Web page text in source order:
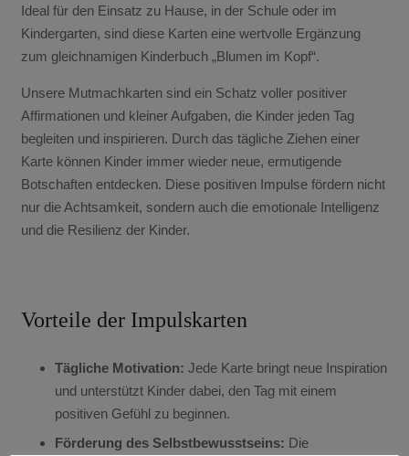
Ideal für den Einsatz zu Hause, in der Schule oder im
Kindergarten, sind diese Karten eine wertvolle Ergänzung
zum gleichnamigen Kinderbuch „Blumen im Kopf“.
Unsere Mutmachkarten sind ein Schatz voller positiver
Affirmationen und kleiner Aufgaben, die Kinder jeden Tag
begleiten und inspirieren. Durch das tägliche Ziehen einer
Karte können Kinder immer wieder neue, ermutigende
Botschaften entdecken. Diese positiven Impulse fördern nicht
nur die Achtsamkeit, sondern auch die emotionale Intelligenz
und die Resilienz der Kinder.
Vorteile der Impulskarten
Tägliche Motivation: Jede Karte bringt neue Inspiration
und unterstützt Kinder dabei, den Tag mit einem
positiven Gefühl zu beginnen.
Förderung des Selbstbewusstseins: Die